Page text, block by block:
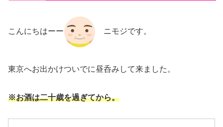
こんにちはーー ニモジです。
東京へお出かけついでに昼呑みして来ました。
※お酒は二十歳を過ぎてから。